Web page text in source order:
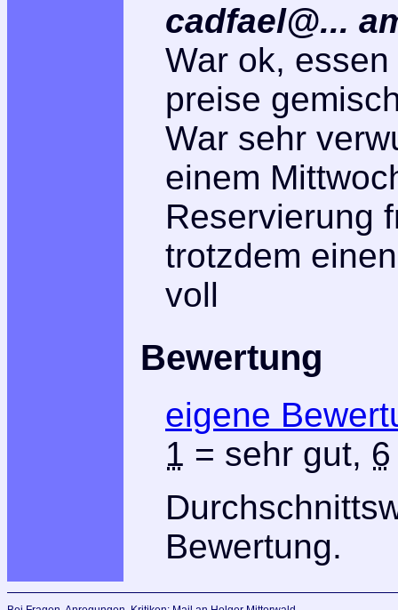
cadfael@...
War ok,
preise
War sehr
einem
Reservierung
trotzdem
voll
Bewertung
eigene
1 = sehr gut, 6
Bewertung.